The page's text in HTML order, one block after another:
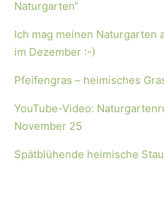
Naturgarten“
Ich mag meinen Naturgarten
im Dezember :-)
Pfeifengras – heimisches
YouTube-Video:
November 25
Spätblühende heimische